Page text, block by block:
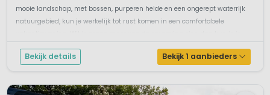
mooie landschap, met bossen, purperen heide en een ongerept waterrijk
natuurgebied, kun je werkelijk tot rust komen in een comfortabele
Drent...
Bekijk details Bekijk 1 aanbieders